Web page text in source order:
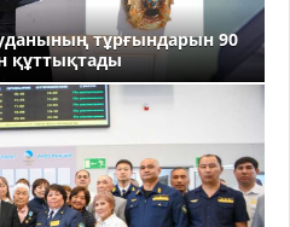
тұрғындарын 90
құттықтады